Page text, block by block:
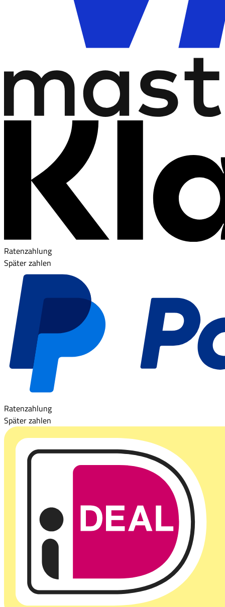
Ratenzahlung
Später zahlen
Ratenzahlung
Später zahlen